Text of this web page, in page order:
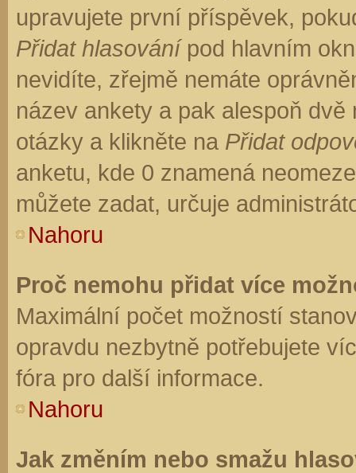
upravujete první příspěvek,
Přidat hlasovánípod hlavním
nevidíte, zřejmě nemáte
název ankety a pak alespoň
otázky a klikněte na Přidat
anketu, kde 0 znamená
můžete zadat, určuje
Nahoru
Proč nemohu přidat více
Maximální počet možností
opravdu nezbytně potřebujete
fóra pro další informace.
Nahoru
Jak změním nebo smažu